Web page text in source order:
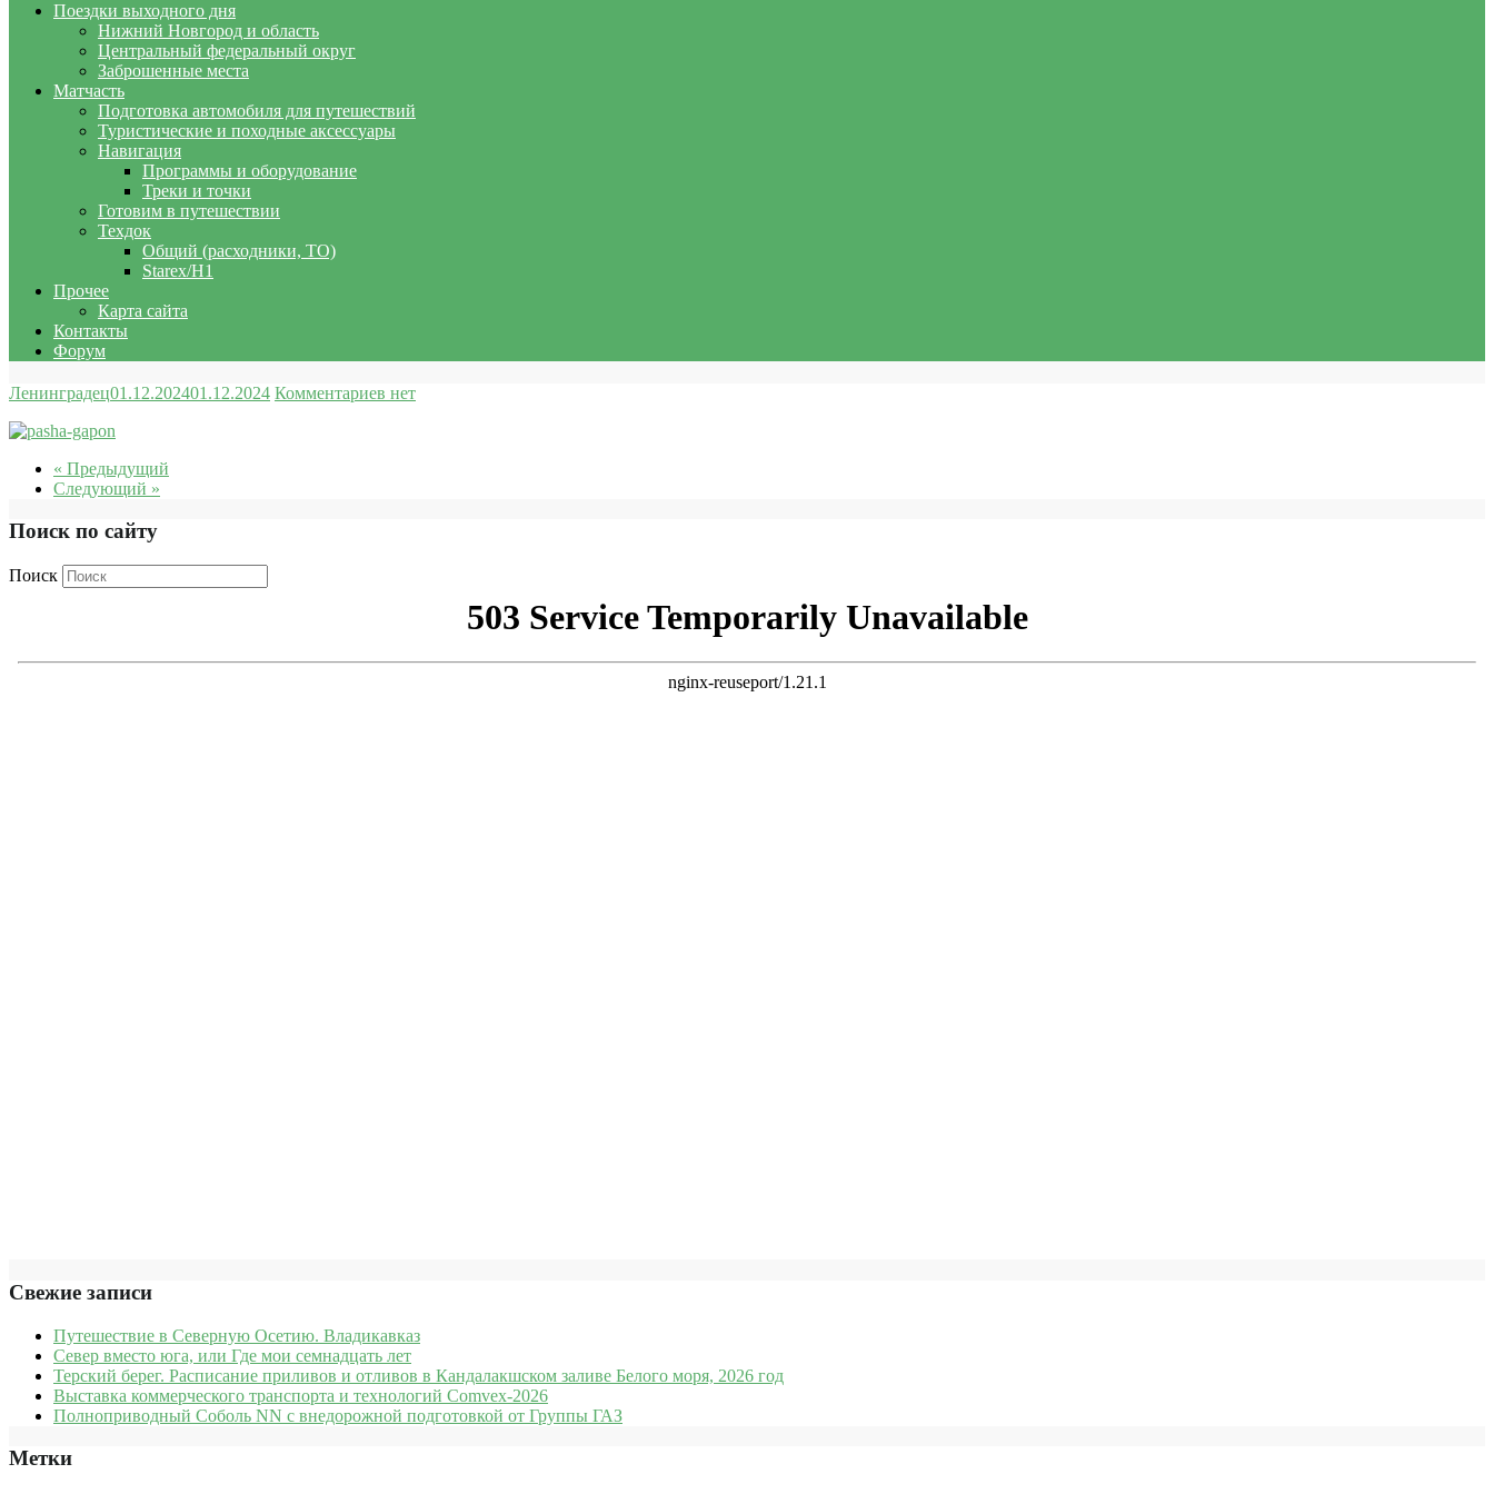
Поездки выходного дня
Нижний Новгород и область
Центральный федеральный округ
Заброшенные места
Матчасть
Подготовка автомобиля для путешествий
Туристические и походные аксессуары
Навигация
Программы и оборудование
Треки и точки
Готовим в путешествии
Техдок
Общий (расходники, ТО)
Starex/H1
Прочее
Карта сайта
Контакты
Форум
Ленинградец01.12.202401.12.2024 Комментариев нет
« Предыдущий
Следующий »
Поиск по сайту
Поиск
Свежие записи
Путешествие в Северную Осетию. Владикавказ
Север вместо юга, или Где мои семнадцать лет
Терский берег. Расписание приливов и отливов в Кандалакшском заливе Белого моря, 2026 год
Выставка коммерческого транспорта и технологий Comvex-2026
Полноприводный Соболь NN с внедорожной подготовкой от Группы ГАЗ
Метки